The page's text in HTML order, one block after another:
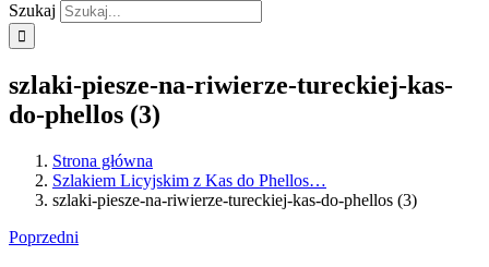
Szukaj
szlaki-piesze-na-riwierze-tureckiej-kas-
do-phellos (3)
Strona główna
Szlakiem Licyjskim z Kas do Phellos…
szlaki-piesze-na-riwierze-tureckiej-kas-do-phellos (3)
Poprzedni